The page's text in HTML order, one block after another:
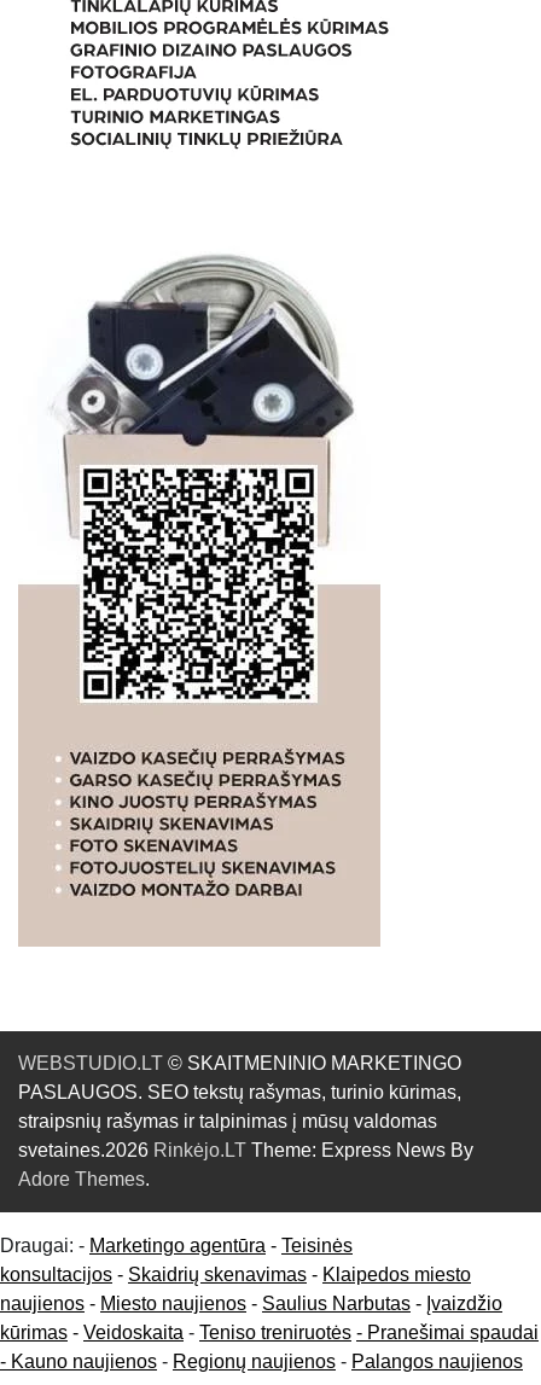
WEBSTUDIO.LT © SKAITMENINIO MARKETINGO
PASLAUGOS. SEO tekstų rašymas, turinio kūrimas,
straipsnių rašymas ir talpinimas į mūsų valdomas
svetaines.2026 Rinkėjo.LT Theme: Express News By
Adore Themes.
Draugai: - Marketingo agentūra - Teisinės
konsultacijos - Skaidrių skenavimas - Klaipedos miesto
naujienos - Miesto naujienos - Saulius Narbutas - Įvaizdžio
kūrimas - Veidoskaita - Teniso treniruotės - Pranešimai spaudai
- Kauno naujienos - Regionų naujienos - Palangos naujienos